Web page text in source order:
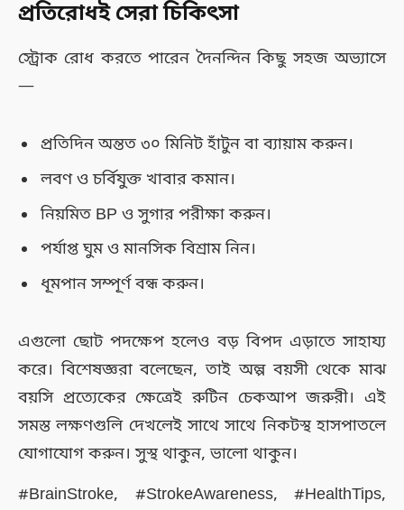
প্রতিরোধই সেরা চিকিৎসা
স্ট্রোক রোধ করতে পারেন দৈনন্দিন কিছু সহজ অভ্যাসে
—
প্রতিদিন অন্তত ৩০ মিনিট হাঁটুন বা ব্যায়াম করুন।
লবণ ও চর্বিযুক্ত খাবার কমান।
নিয়মিত BP ও সুগার পরীক্ষা করুন।
পর্যাপ্ত ঘুম ও মানসিক বিশ্রাম নিন।
ধূমপান সম্পূর্ণ বন্ধ করুন।
এগুলো ছোট পদক্ষেপ হলেও বড় বিপদ এড়াতে সাহায্য
করে। বিশেষজ্ঞরা বলেছেন, তাই অল্প বয়সী থেকে মাঝ
বয়সি প্রত্যেকের ক্ষেত্রেই রুটিন চেকআপ জরুরী। এই
সমস্ত লক্ষণগুলি দেখলেই সাথে সাথে নিকটস্থ হাসপাতলে
যোগাযোগ করুন। সুস্থ থাকুন, ভালো থাকুন।
#BrainStroke, #StrokeAwareness, #HealthTips,